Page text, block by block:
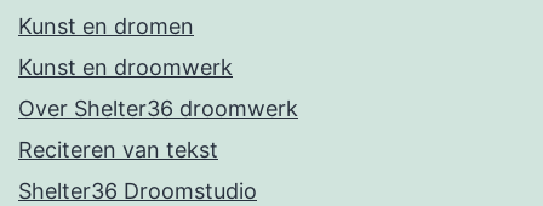
Kunst en dromen
Kunst en droomwerk
Over Shelter36 droomwerk
Reciteren van tekst
Shelter36 Droomstudio